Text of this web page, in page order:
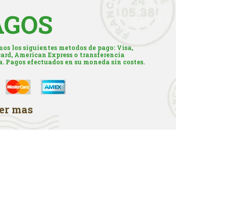
los siguientes metodos de pago: Visa,
American Express o transferencia
Pagos efectuados en su moneda sin costes.
mas